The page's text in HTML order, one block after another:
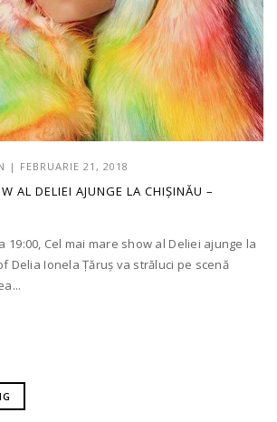
| FEBRUARIE 21, 2018
AL DELIEI AJUNGE LA CHIȘINĂU –
19:00, Cel mai mare show al Deliei ajunge la
Delia Ionela Țăruș va străluci pe scenă